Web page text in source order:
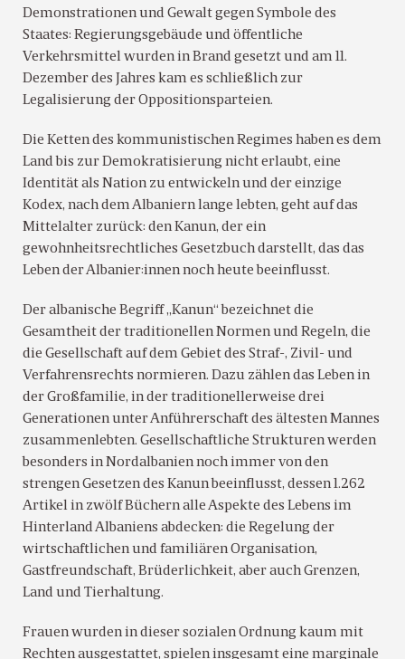
Demonstrationen und Gewalt gegen Symbole des
Staates: Regierungsgebäude und öffentliche
Verkehrsmittel wurden in Brand gesetzt und am 11.
Dezember des Jahres kam es schließlich zur
Legalisierung der Oppositionsparteien.
Die Ketten des kommunistischen Regimes haben es dem
Land bis zur Demokratisierung nicht erlaubt, eine
Identität als Nation zu entwickeln und der einzige
Kodex, nach dem Albaniern lange lebten, geht auf das
Mittelalter zurück: den Kanun, der ein
gewohnheitsrechtliches Gesetzbuch darstellt, das das
Leben der Albanier:innen noch heute beeinflusst.
Der albanische Begriff „Kanun“ bezeichnet die
Gesamtheit der traditionellen Normen und Regeln, die
die Gesellschaft auf dem Gebiet des Straf-, Zivil- und
Verfahrensrechts normieren. Dazu zählen das Leben in
der Großfamilie, in der traditionellerweise drei
Generationen unter Anführerschaft des ältesten Mannes
zusammenlebten. Gesellschaftliche Strukturen werden
besonders in Nordalbanien noch immer von den
strengen Gesetzen des Kanun beeinflusst, dessen 1.262
Artikel in zwölf Büchern alle Aspekte des Lebens im
Hinterland Albaniens abdecken: die Regelung der
wirtschaftlichen und familiären Organisation,
Gastfreundschaft, Brüderlichkeit, aber auch Grenzen,
Land und Tierhaltung.
Frauen wurden in dieser sozialen Ordnung kaum mit
Rechten ausgestattet, spielen insgesamt eine marginale